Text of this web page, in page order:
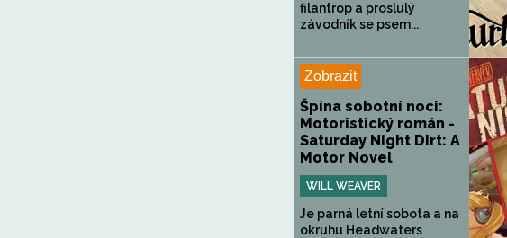
filantrop a proslulý
závodník se psem...
Zobrazit
Špína sobotní noci:
Motoristický román -
Saturday Night Dirt: A
Motor Novel
WILL WEAVER
Je parná letní sobota a na
okruhu Headwaters